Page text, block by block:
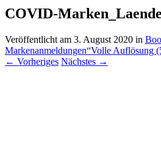
COVID-
Veröffentlicht am 3. August 2020 in
Markenanmeldungen“Volle Auflösung
← Vorheriges Nächstes →